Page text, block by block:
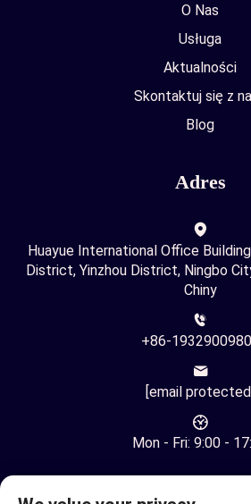
O Nas
Usługa
Aktualności
Skontaktuj się z
Blog
Adres
Huayue International Office
District, Yinzhou District, Ningbo
Chiny
+86-
[email
Mon - Fri: 9:00 -